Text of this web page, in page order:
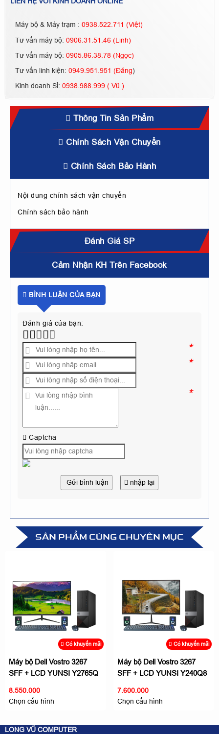
Máy bộ & Máy trạm : 0938.522.711 (Việt)
Tư vấn máy bộ: 0906.31.51.46 (Linh)
Tư vấn máy bộ: 0905.86.38.78 (Ngọc)
Tư vấn linh kiện: 0949.951.951 (Đăng)
Kinh doanh Sỉ: 0938.988.999 ( Vũ )
Thông Tin Sản Phẩm
Chính Sách Vận Chuyển
Chính Sách Bảo Hành
Nội dung chính sách vận chuyển
Chính sách bảo hành
Đánh Giá SP
Cảm Nhận KH Trên Facebook
BÌNH LUẬN CỦA BẠN
Đánh giá của bạn:
*
*
*
Captcha
Gửi bình luận nhập lại
SẢN PHẨM CÙNG CHUYÊN MỤC
Có khuyến mãi
Máy bộ Dell Vostro 3267
SFF + LCD YUNSI Y2765Q
hạn
8.550.000
Chọn cấu hình
Có khuyến mãi
Máy bộ Dell Vostro 3267
SFF + LCD YUNSI Y240Q8
hạn
7.600.000
Chọn cấu hình
LONG VŨ COMPUTER